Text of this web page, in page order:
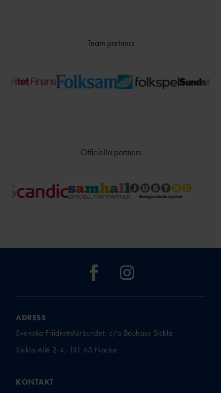
Team partners
Officiella partners
ADRESS
Svenska Friidrottsförbundet, c/o Bauhaus Sickla
Sickla Allé 2-4, 131 65 Nacka
KONTAKT